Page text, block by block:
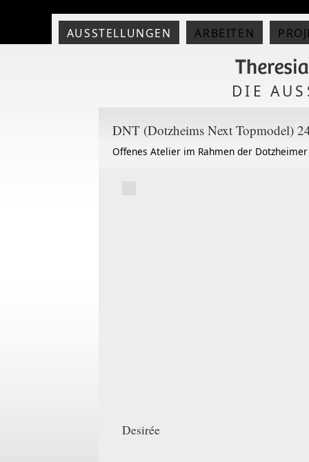
AUSSTELLUNGEN ARBEITEN
DIE
DNT (Dotzheims Next Topmodel)
Offenes Atelier im Rahmen der
Desirée